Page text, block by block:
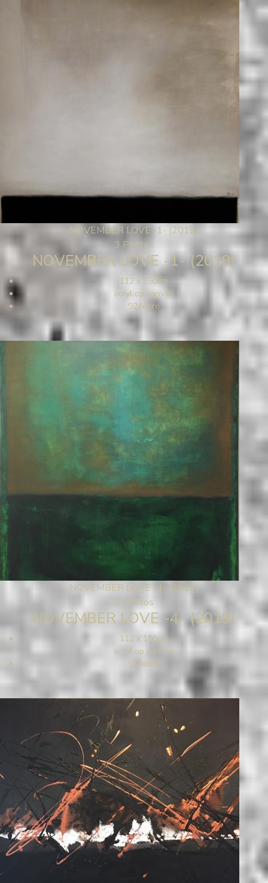
NOVEMBER LOVE -1- (2019)
3 Photos
NOVEMBER LOVE -1- (2019)
112 x 150cm
acryl op canvas
924euro
NOVEMBER LOVE -4- (2019)
3 Photos
NOVEMBER LOVE -4- (2019)
112 x 150cm
acryl op canvas
924euro